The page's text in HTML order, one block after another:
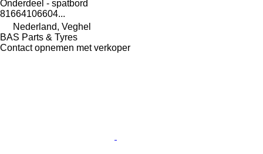
Onderdeel - spatbord
81664106604...
Nederland, Veghel
BAS Parts & Tyres
Contact opnemen met verkoper